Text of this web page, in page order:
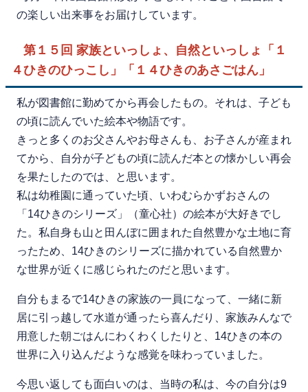
の楽しい出来事をお届けしています。
第１５回 家族といっしょ、自然といっしょ「１
４ひきのひっこし」「１４ひきのあさごはん」
私が図書館に勤めてから再会したもの。それは、子ども
の頃に読んでいた絵本や物語です。
きっと多くのお父さんやお母さんも、お子さんが産まれ
てから、自分が子どもの頃に読んだ本との懐かしい再会
を果たしたのでは、と思います。
私は幼稚園に通っていた頃、いわむらかずおさんの
「14ひきのシリーズ」（童心社）の絵本が大好きでし
た。私自身も山と田んぼに囲まれた自然豊かな土地に育
ったため、14ひきのシリーズに描かれている自然豊か
な世界が近くに感じられたのだと思います。
自分もまるで14ひきの家族の一員になって、一緒に新
居に引っ越して水道が通ったら喜んだり、家族みんなで
用意した朝ごはんにわくわくしたりと、14ひきの本の
世界に入り込んだような感覚を味わっていました。
今思い返しても面白いのは、当時の私は、今の自分は9